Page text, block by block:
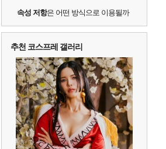
속성 저항은 어떤 방식으로 이용될까
추천 코스프레 갤러리